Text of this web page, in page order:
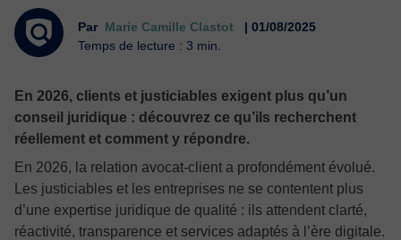
Par Marie Camille Clastot
| 01/08/2025
Temps de lecture : 3 min.
En 2026, clients et justiciables exigent plus qu’un
conseil juridique : découvrez ce qu’ils recherchent
réellement et comment y répondre.
En 2026, la relation avocat‑client a profondément évolué.
Les justiciables et les entreprises ne se contentent plus
d’une expertise juridique de qualité : ils attendent clarté,
réactivité, transparence et services adaptés à l’ère digitale.